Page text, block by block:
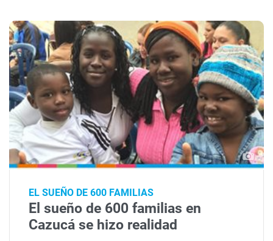
EL SUEÑO DE 600 FAMILIAS
El sueño de 600 familias en
Cazucá se hizo realidad